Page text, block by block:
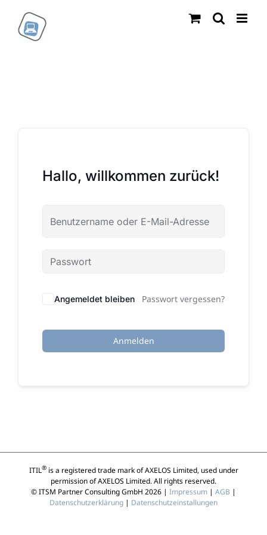
Inhalt
springen
Hallo, willkommen zurück!
Angemeldet bleiben Passwort vergessen?
Anmelden
ITIL®is a registered trade mark of AXELOS Limited, used under
permission of AXELOS Limited. All rights reserved.
© ITSM Partner Consulting GmbH 2026 | Impressum | AGB |
Datenschutzerklärung | Datenschutzeinstallungen